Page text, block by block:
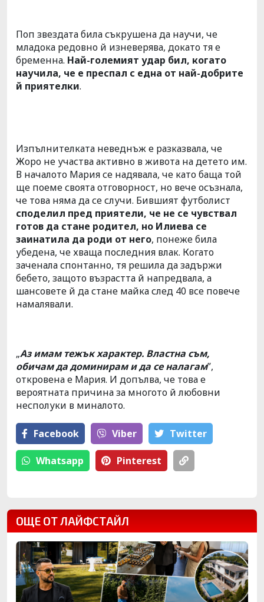
Поп звездата била съкрушена да научи, че
младока редовно й изневерява, докато тя е
бременна. Най-големият удар бил, когато
научила, че е преспал с една от най-добрите
й приятелки.
Изпълнителката неведнъж е разказвала, че
Жоро не участва активно в живота на детето им.
В началото Мария се надявала, че като баща той
ще поеме своята отговорност, но вече осъзнала,
че това няма да се случи. Бившият футболист
споделил пред приятели, че не се чувствал
готов да стане родител, но Илиева се
заинатила да роди от него, понеже била
убедена, че хваща последния влак. Когато
заченала спонтанно, тя решила да задържи
бебето, защото възрастта й напредвала, а
шансовете й да стане майка след 40 все повече
намалявали.
„Аз имам тежък характер. Властна съм,
обичам да доминирам и да се налагам”,
откровена е Мария. И допълва, че това е
вероятната причина за многото й любовни
несполуки в миналото.
Facebook Viber Тwitter
Whatsapp Pinterest
ОЩЕ ОТ ЛАЙФСТАЙЛ